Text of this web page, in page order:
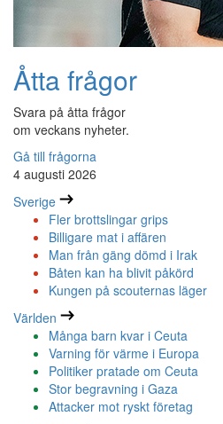
Åtta frågor
Svara på åtta frågor
om veckans nyheter.
Gå till frågorna
4 augusti 2026
Sverige
Fler brottslingar grips
Billigare mat i affären
Man från gäng dömd i Irak
Båten kan ha blivit påkörd
Kungen på scouternas läger
Världen
Många barn kvar i Ceuta
Varning för värme i Europa
Politiker pratade om Ceuta
Stor begravning i Gaza
Attacker mot ryskt företag